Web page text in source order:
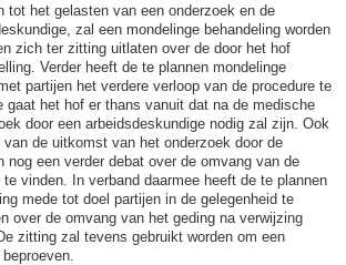
tot het gelasten van een onderzoek en de
zal een mondelinge behandeling worden
zich ter zitting uitlaten over de door het hof
Verder heeft de te plannen mondelinge
partijen het verdere verloop van de procedure te
gaat het hof er thans vanuit dat na de medische
door een arbeidsdeskundige nodig zal zijn. Ook
de uitkomst van het onderzoek door de
nog een verder debat over de omvang van de
vinden. In verband daarmee heeft de te plannen
mede tot doel partijen in de gelegenheid te
over de omvang van het geding na verwijzing
zitting zal tevens gebruikt worden om een